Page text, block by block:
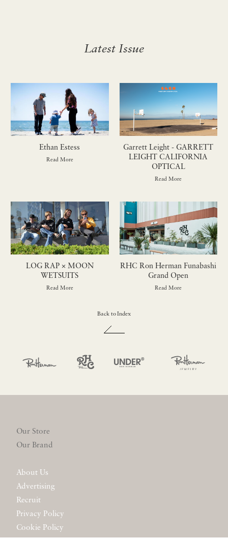
Latest Issue
Ethan Estess
Read More
Garrett Leight - GARRETT
LEIGHT CALIFORNIA
OPTICAL
Read More
LOG RAP × MOON
WETSUITS
Read More
RHC Ron Herman Funabashi
Grand Open
Read More
Back to Index
Our Store
Our Brand
About Us
Advertising
Recruit
Privacy Policy
Cookie Policy